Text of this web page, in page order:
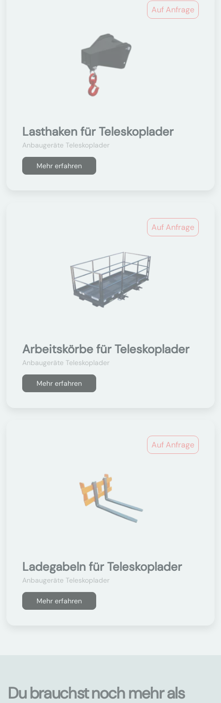
Auf Anfrage
Lasthaken für Teleskoplader
Anbaugeräte Teleskoplader
Mehr erfahren
Auf Anfrage
Arbeitskörbe für Teleskoplader
Anbaugeräte Teleskoplader
Mehr erfahren
Auf Anfrage
Ladegabeln für Teleskoplader
Anbaugeräte Teleskoplader
Mehr erfahren
Du brauchst noch mehr als